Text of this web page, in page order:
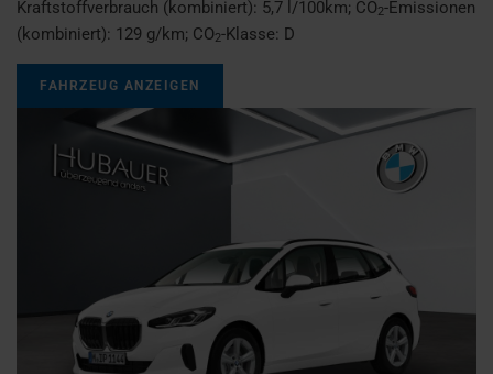
Kraftstoffverbrauch (kombiniert): 5,7 l/100km; CO2-Emissionen
(kombiniert): 129 g/km; CO2-Klasse: D
FAHRZEUG ANZEIGEN